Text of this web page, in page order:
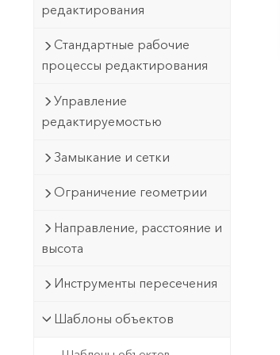
Фундаментальная система для
Технология Developer
приложений и приложений
пространственного анализа
Все
редактирования
Стандартные рабочие
процессы редактирования
Управление
редактируемостью
Замыкание и сетки
Ограничение геометрии
Направление, расстояние и
высота
Инструменты пересечения
Шаблоны объектов